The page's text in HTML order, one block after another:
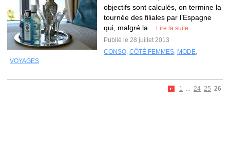
objectifs sont calculés, on termine la
tournée des filiales par l’Espagne
qui, malgré la...
Lire la suite
Publié le 28 juillet 2013
CONSO, CÔTÉ FEMMES, MODE,
VOYAGES
1 ... 24 25 26